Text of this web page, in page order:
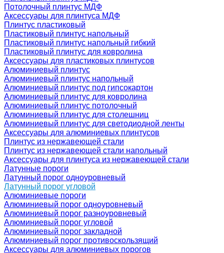
Потолочный плинтус МДФ
Аксессуары для плинтуса МДФ
Плинтус пластиковый
Пластиковый плинтус напольный
Пластиковый плинтус напольный гибкий
Пластиковый плинтус для ковролина
Аксессуары для пластиковых плинтусов
Алюминиевый плинтус
Алюминиевый плинтус напольный
Алюминиевый плинтус под гипсокартон
Алюминиевый плинтус для ковролина
Алюминиевый плинтус потолочный
Алюминиевый плинтус для столешниц
Алюминиевый плинтус для светодиодной ленты
Аксессуары для алюминиевых плинтусов
Плинтус из нержавеющей стали
Плинтус из нержавеющей стали напольный
Аксессуары для плинтуса из нержавеющей стали
Латунные пороги
Латунный порог одноуровневый
Латунный порог угловой
Алюминиевые пороги
Алюминиевый порог одноуровневый
Алюминиевый порог разноуровневый
Алюминиевый порог угловой
Алюминиевый порог закладной
Алюминиевый порог противоскользящий
Аксессуары для алюминиевых порогов